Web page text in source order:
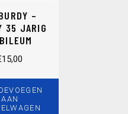
–
35 JARIG
15,00
AAN